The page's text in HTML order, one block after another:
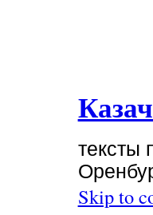
тексты
Skip to